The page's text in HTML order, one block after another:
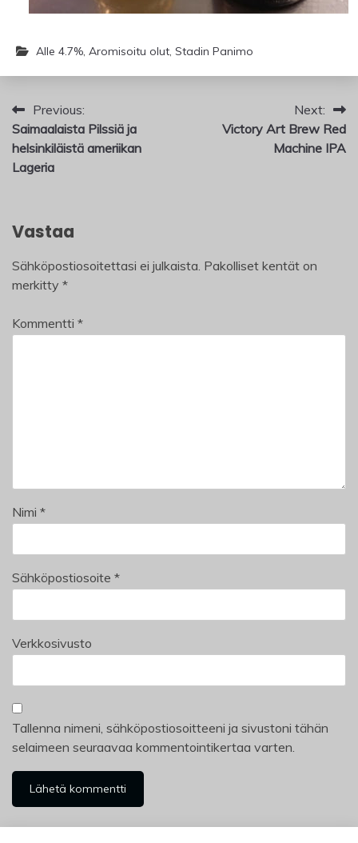
Alle 4.7%, Aromisoitu olut, Stadin Panimo
Artikkelien
selaus
Previous:
Saimaalaista Pilssiä ja
helsinkiläistä ameriikan
Lageria
Next:
Victory Art Brew Red
Machine IPA
Vastaa
Sähköpostiosoitettasi ei julkaista. Pakolliset kentät on
merkitty *
Kommentti *
Nimi *
Sähköpostiosoite *
Verkkosivusto
Tallenna nimeni, sähköpostiosoitteeni ja sivustoni tähän
selaimeen seuraavaa kommentointikertaa varten.